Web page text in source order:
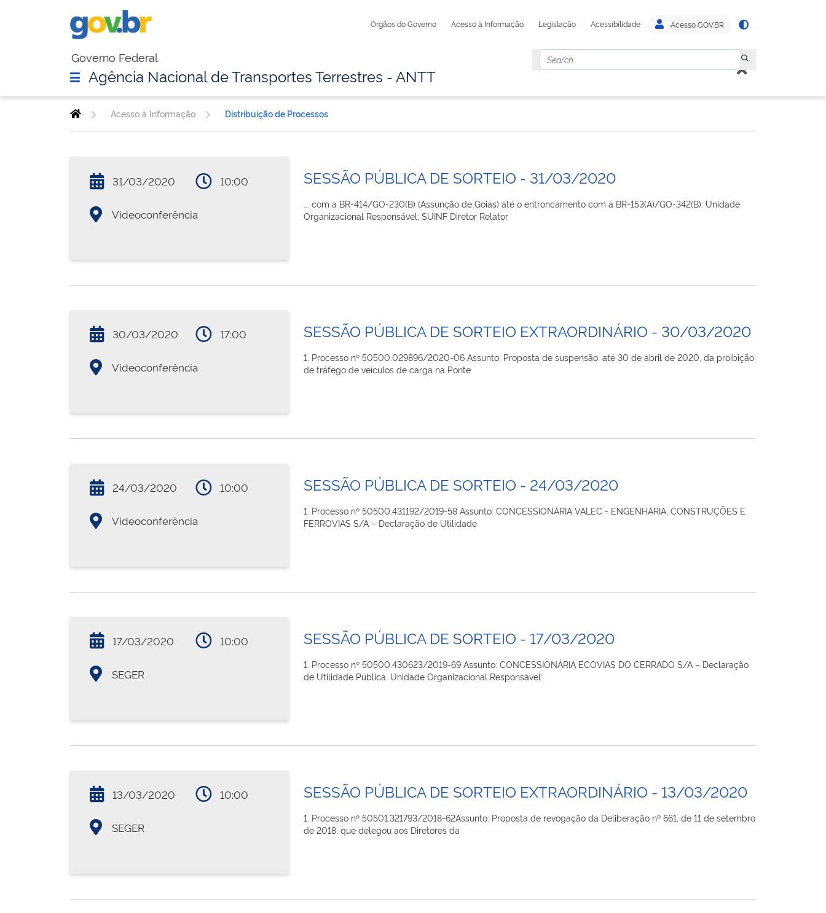
Órgãos do Governo Acesso à Informação Legislação Acessibilidade Acesso GOV.BR
Governo Federal
Agência Nacional de Transportes Terrestres - ANTT
Acesso à Informação Distribuição de Processos
31/03/2020 10:00
Videoconferência
SESSÃO PÚBLICA DE SORTEIO - 31/03/2020
... com a BR-414/GO-230(B) (Assunção de Goiás) até o entroncamento com a BR-153(A)/GO-342(B). Unidade
Organizacional Responsável: SUINF Diretor Relator
30/03/2020 17:00
Videoconferência
SESSÃO PÚBLICA DE SORTEIO EXTRAORDINÁRIO - 30/03/2020
1. Processo nº 50500.029896/2020-06 Assunto: Proposta de suspensão, até 30 de abril de 2020, da proibição
de tráfego de veículos de carga na Ponte
24/03/2020 10:00
Videoconferência
SESSÃO PÚBLICA DE SORTEIO - 24/03/2020
1. Processo nº 50500.431192/2019-58 Assunto: CONCESSIONÁRIA VALEC - ENGENHARIA, CONSTRUÇÕES E
FERROVIAS S/A – Declaração de Utilidade
17/03/2020 10:00
SEGER
SESSÃO PÚBLICA DE SORTEIO - 17/03/2020
1. Processo nº 50500.430623/2019-69 Assunto: CONCESSIONÁRIA ECOVIAS DO CERRADO S/A – Declaração
de Utilidade Pública. Unidade Organizacional Responsável:
13/03/2020 10:00
SEGER
SESSÃO PÚBLICA DE SORTEIO EXTRAORDINÁRIO - 13/03/2020
1. Processo nº 50501.321793/2018-62​ Assunto: Proposta de revogação da Deliberação nº 661, de 11 de setembro
de 2018, que delegou aos Diretores da